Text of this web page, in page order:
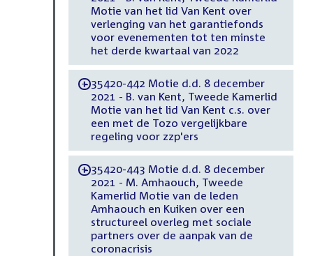
Motie van het lid Van Kent over
verlenging van het garantiefonds
voor evenementen tot ten minste
het derde kwartaal van 2022
-35420-442 Motie d.d. 8 december
2021 - B. van Kent, Tweede Kamerlid
Motie van het lid Van Kent c.s. over
een met de Tozo vergelijkbare
regeling voor zzp'ers
-35420-443 Motie d.d. 8 december
2021 - M. Amhaouch, Tweede
Kamerlid Motie van de leden
Amhaouch en Kuiken over een
structureel overleg met sociale
partners over de aanpak van de
coronacrisis